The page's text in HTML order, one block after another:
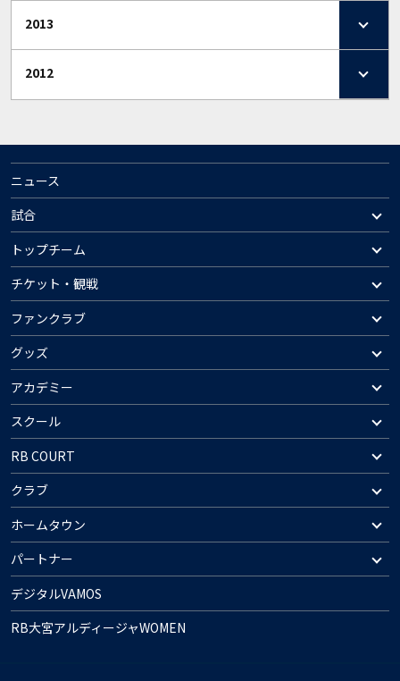
2013
2012
ニュース
試合
トップチーム
チケット・観戦
ファンクラブ
グッズ
アカデミー
スクール
RB COURT
クラブ
ホームタウン
パートナー
デジタルVAMOS
RB大宮アルディージャWOMEN